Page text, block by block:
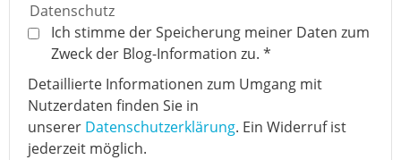
Datenschutz
Ich stimme der Speicherung meiner Daten zum
Zweck der Blog-Information zu. *
Detaillierte Informationen zum Umgang mit
Nutzerdaten finden Sie in
unserer Datenschutzerklärung. Ein Widerruf ist
jederzeit möglich.